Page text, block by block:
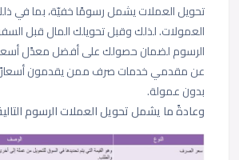
تحويل العملات يشمل رسومًا خفيّة، بما في
العمولات. لذلك وقبل تحويلك المال قبل
الرسوم لضمان حصولك على أفضل معدًل
عن مقدمي خدمات صرف ممن يقدمون أسعارًا
بدون عمولة.
وعادةً ما يشمل تحويل العملات الرسوم